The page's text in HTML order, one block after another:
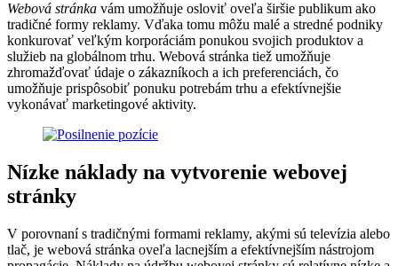
Webová stránka vám umožňuje osloviť oveľa širšie publikum ako
tradičné formy reklamy. Vďaka tomu môžu malé a stredné podniky
konkurovať veľkým korporáciám ponukou svojich produktov a
služieb na globálnom trhu. Webová stránka tiež umožňuje
zhromažďovať údaje o zákazníkoch a ich preferenciách, čo
umožňuje prispôsobiť ponuku potrebám trhu a efektívnejšie
vykonávať marketingové aktivity.
Nízke náklady na vytvorenie webovej
stránky
V porovnaní s tradičnými formami reklamy, akými sú televízia alebo
tlač, je webová stránka oveľa lacnejším a efektívnejším nástrojom